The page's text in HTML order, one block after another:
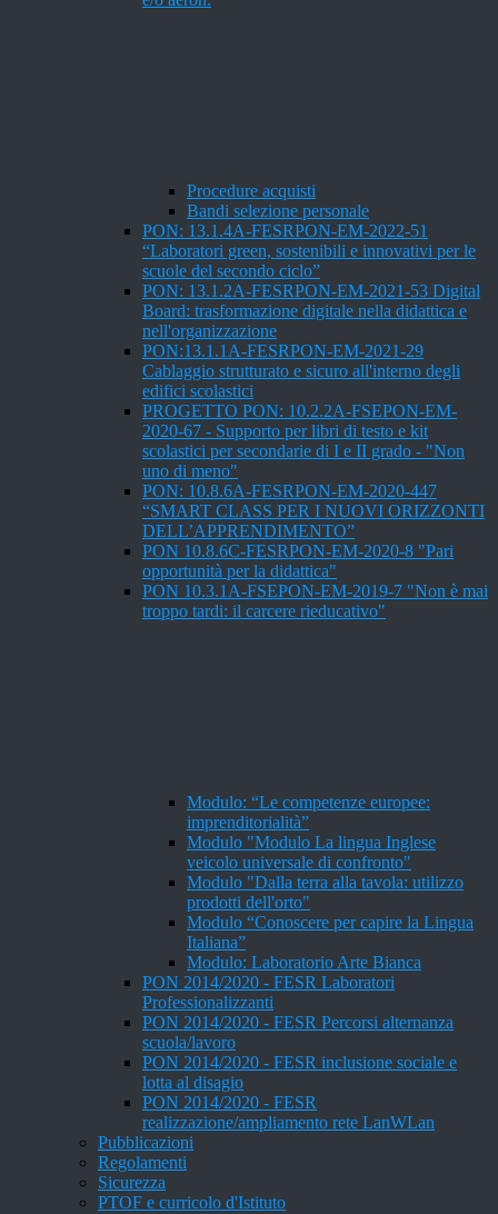
Procedure acquisti
Bandi selezione personale
PON: 13.1.4A-FESRPON-EM-2022-51
“Laboratori green, sostenibili e innovativi per le
scuole del secondo ciclo”
PON: 13.1.2A-FESRPON-EM-2021-53 Digital
Board: trasformazione digitale nella didattica e
nell'organizzazione
PON:13.1.1A-FESRPON-EM-2021-29
Cablaggio strutturato e sicuro all'interno degli
edifici scolastici
PROGETTO PON: 10.2.2A-FSEPON-EM-
2020-67 - Supporto per libri di testo e kit
scolastici per secondarie di I e II grado - "Non
uno di meno"
PON: 10.8.6A-FESRPON-EM-2020-447
“SMART CLASS PER I NUOVI ORIZZONTI
DELL’APPRENDIMENTO”
PON 10.8.6C-FESRPON-EM-2020-8 "Pari
opportunità per la didattica"
PON 10.3.1A-FSEPON-EM-2019-7 "Non è mai
troppo tardi: il carcere rieducativo"
Modulo: “Le competenze europee:
imprenditorialità”
Modulo "Modulo La lingua Inglese
veicolo universale di confronto"
Modulo "Dalla terra alla tavola: utilizzo
prodotti dell'orto"
Modulo “Conoscere per capire la Lingua
Italiana”
Modulo: Laboratorio Arte Bianca
PON 2014/2020 - FESR Laboratori
Professionalizzanti
PON 2014/2020 - FESR Percorsi alternanza
scuola/lavoro
PON 2014/2020 - FESR inclusione sociale e
lotta al disagio
PON 2014/2020 - FESR
realizzazione/ampliamento rete LanWLan
Pubblicazioni
Regolamenti
Sicurezza
PTOF e curricolo d'Istituto